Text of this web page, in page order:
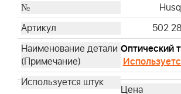
502
Оптический